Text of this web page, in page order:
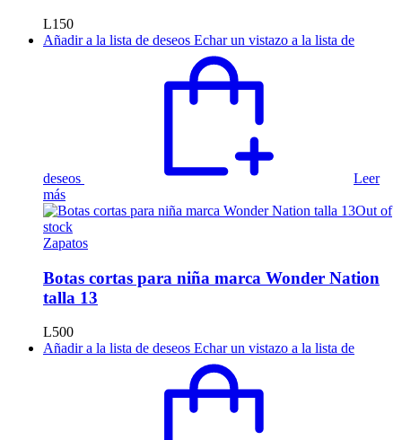
L150
Añadir a la lista de deseos Echar un vistazo a la lista de
deseos
Leer
más
Out of
stock
Zapatos
Botas cortas para niña marca Wonder Nation
talla 13
L500
Añadir a la lista de deseos Echar un vistazo a la lista de